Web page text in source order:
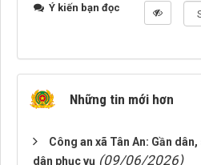
Ý kiến bạn đọc
Những tin mới hơn
Công an xã Tân An: Gần
dân phục vụ (09/06/2026)